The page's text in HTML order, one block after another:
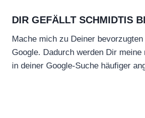
DIR GEFÄLLT SCHMIDTIS
Mache mich zu Deiner
Google. Dadurch werden Dir meine
in deiner Google-Suche häufiger